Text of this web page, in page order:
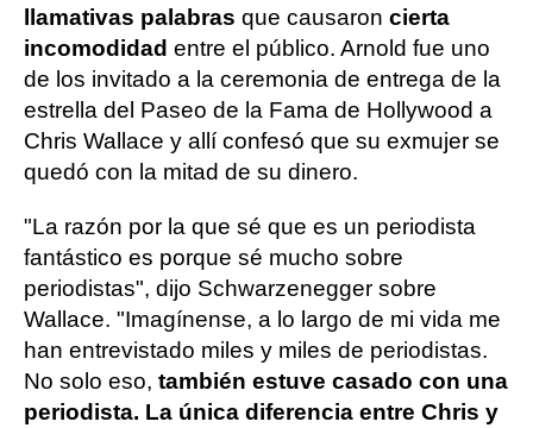
llamativas palabras que causaron cierta
incomodidad entre el público. Arnold fue uno
de los invitado a la ceremonia de entrega de la
estrella del Paseo de la Fama de Hollywood a
Chris Wallace y allí confesó que su exmujer se
quedó con la mitad de su dinero.
"La razón por la que sé que es un periodista
fantástico es porque sé mucho sobre
periodistas", dijo Schwarzenegger sobre
Wallace. "Imagínense, a lo largo de mi vida me
han entrevistado miles y miles de periodistas.
No solo eso, también estuve casado con una
periodista. La única diferencia entre Chris y